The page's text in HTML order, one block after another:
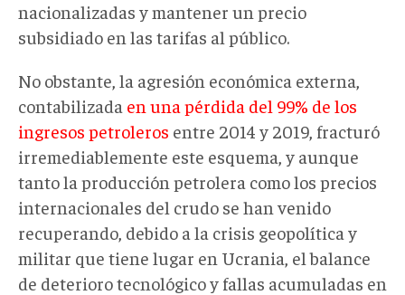
nacionalizadas y mantener un precio
subsidiado en las tarifas al público.
No obstante, la agresión económica externa,
contabilizada en una pérdida del 99% de los
ingresos petroleros entre 2014 y 2019, fracturó
irremediablemente este esquema, y aunque
tanto la producción petrolera como los precios
internacionales del crudo se han venido
recuperando, debido a la crisis geopolítica y
militar que tiene lugar en Ucrania, el balance
de deterioro tecnológico y fallas acumuladas en